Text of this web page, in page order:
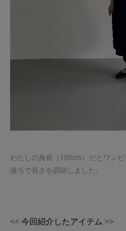
わたしの身長（155cm）だとワンピ
後ろで長さを調節しました。
<< 今回紹介したアイテム >>